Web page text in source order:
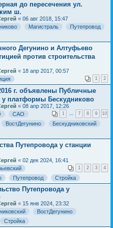
до пересечения ул.
ш.
« 06 авг 2018, 15:47
Магистраль
Путепровод
Дегунино и Алтуфьево
против строительства
« 18 апр 2017, 00:57
1 2
г. объявлены Публичные
платформы Бескудниково
« 08 апр 2017, 12:26
1 … 7 8 9 10
САО
ВостДегунино
Бескудниковский
Путепровода у станции
« 02 дек 2024, 16:41
1 2 3 4
Путепровод Стройка
Путепровода у
« 15 янв 2024, 23:32
ВостДегунино
Стройка